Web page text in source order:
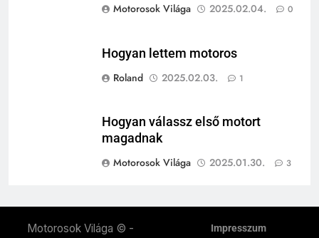
Motorosok Világa
2025.02.04. 0
Hogyan lettem motoros
Roland
2025.02.03. 1
Hogyan válassz első motort
magadnak
Motorosok Világa
2025.01.30. 3
Motorosok Világa © -
Impresszum